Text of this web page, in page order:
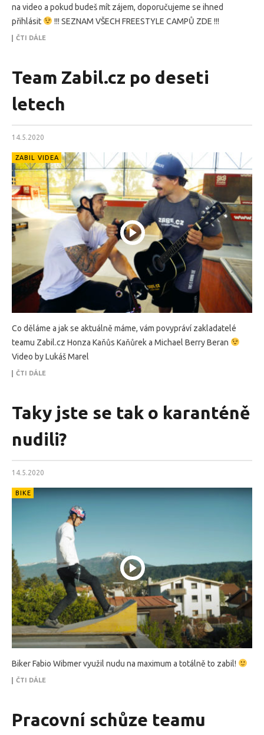
na video a pokud budeš mít zájem, doporučujeme se ihned
přihlásit
!!! SEZNAM VŠECH FREESTYLE CAMPŮ ZDE !!!
ČTI DÁLE
Team Zabil.cz po deseti
letech
14.5.2020
ZABIL VIDEA
Co děláme a jak se aktuálně máme, vám povypráví zakladatelé
teamu Zabil.cz Honza Kaňůs Kaňůrek a Michael Berry Beran
Video by Lukáš Marel
ČTI DÁLE
Taky jste se tak o karanténě
nudili?
14.5.2020
BIKE
Biker Fabio Wibmer využil nudu na maximum a totálně to zabil!
ČTI DÁLE
Pracovní schůze teamu